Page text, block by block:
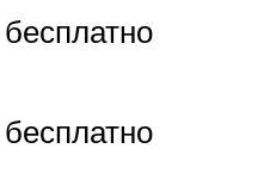
бесплатно
бесплатно